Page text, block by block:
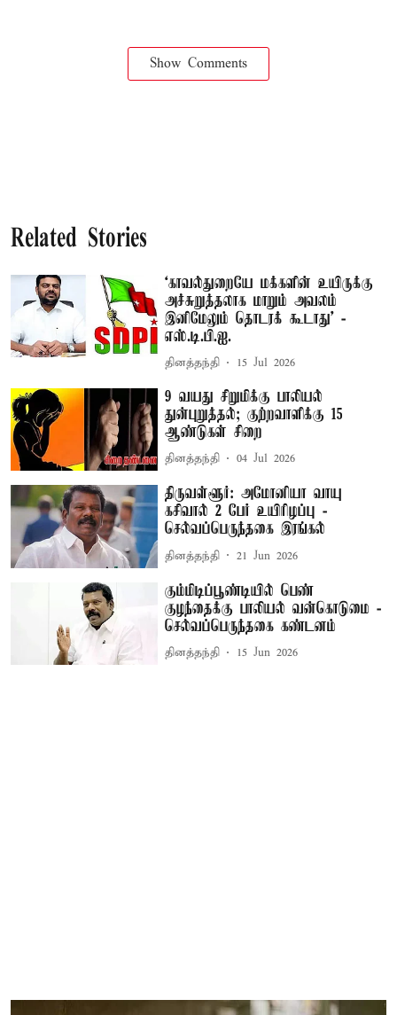
Show Comments
Related Stories
‘காவல்துறையே மக்களின் உயிருக்கு
அச்சுறுத்தலாக மாறும் அவலம்
இனிமேலும் தொடரக் கூடாது’ -
எஸ்.டி.பி.ஐ.
தினத்தந்தி 15 Jul 2026
9 வயது சிறுமிக்கு பாலியல்
துன்புறுத்தல்; குற்றவாளிக்கு 15
ஆண்டுகள் சிறை
தினத்தந்தி 04 Jul 2026
திருவள்ளூர்: அமோனியா வாயு
கசிவால் 2 பேர் உயிரிழப்பு -
செல்வப்பெருந்தகை இரங்கல்
தினத்தந்தி 21 Jun 2026
கும்மிடிப்பூண்டியில் பெண்
குழந்தைக்கு பாலியல் வன்கொடுமை -
செல்வப்பெருந்தகை கண்டனம்
தினத்தந்தி 15 Jun 2026